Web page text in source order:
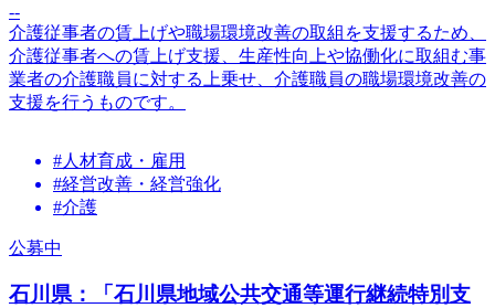
--
介護従事者の賃上げや職場環境改善の取組を支援するため、
介護従事者への賃上げ支援、生産性向上や協働化に取組む事
業者の介護職員に対する上乗せ、介護職員の職場環境改善の
支援を行うものです。
#人材育成・雇用
#経営改善・経営強化
#介護
公募中
石川県：「石川県地域公共交通等運行継続特別支